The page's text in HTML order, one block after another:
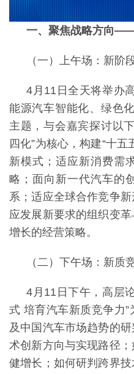
一、聚焦战略方向——
（一）上午场：新阶
4月11日全天将举办
能源汽车智能化、绿色
主题，与会嘉宾探讨以
四化”为核心，构建“十
新模式；适应新消费需
略；面向新一代汽车的
系；适应全球合作竞争
应发展新要求的组织变
增长的经营策略。
（二）下午场：新质
4月11日下午，高层
式 培育汽车新质竞争力
及中国汽车市场趋势的
术创新方向与实现路径
健增长；如何研判跨界技